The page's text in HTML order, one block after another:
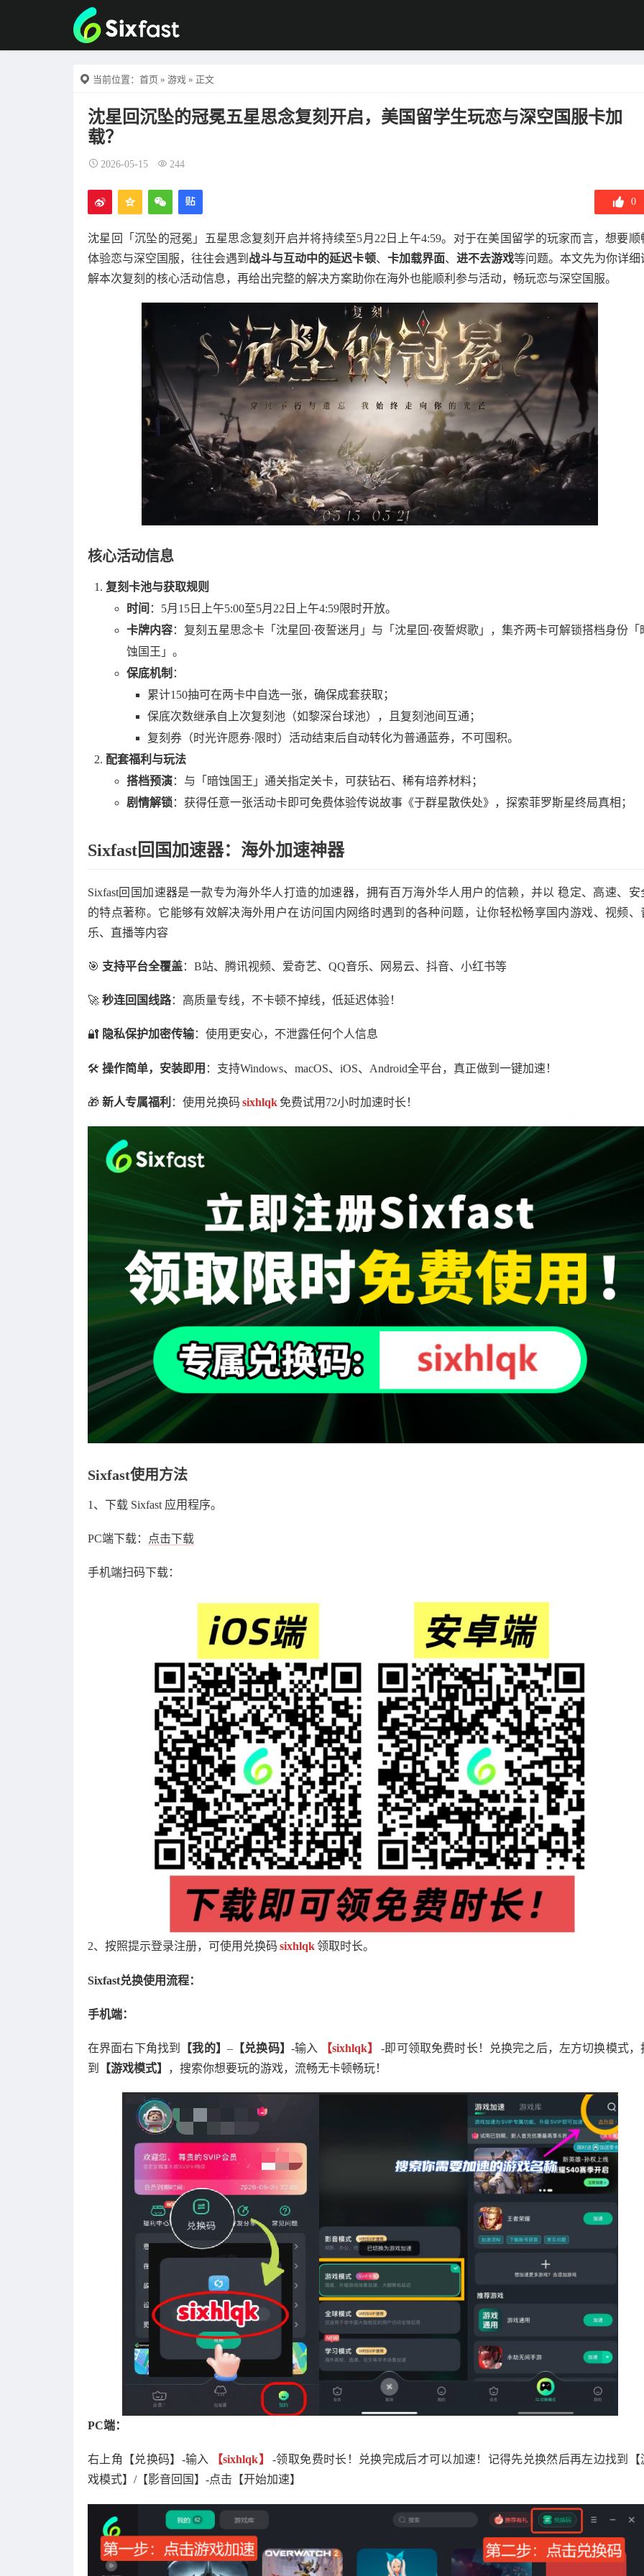
当前位置： 首页 » 游戏 » 正文
沈星回沉坠的冠冕五星思念复刻开启，美国留学生玩恋与深空国服卡加
载？
2026-05-15 244
0
沈星回「沉坠的冠冕」五星思念复刻开启并将持续至5月22日上午4:59。对于在美国留学的玩家而言，想要顺
体验恋与深空国服，往往会遇到 战斗与互动中的延迟卡顿、 卡加载界面、 进不去游戏等问题。本文先为你详细
解本次复刻的核心活动信息，再给出完整的解决方案助你在海外也能顺利参与活动，畅玩恋与深空国服。
核心活动信息
复刻卡池与获取规则
时间 ：5月15日上午5:00至5月22日上午4:59限时开放。
卡牌内容：复刻五星思念卡「沈星回·夜誓迷月」与「沈星回·夜誓烬歌」，集齐两卡可解锁搭档身份「
蚀国王」。
保底机制 ：
累计150抽可在两卡中自选一张，确保成套获取；
保底次数继承自上次复刻池（如黎深台球池），且复刻池间互通；
复刻券（时光许愿券·限时）活动结束后自动转化为普通蓝券，不可囤积。
配套福利与玩法
搭档预演：与「暗蚀国王」通关指定关卡，可获钻石、稀有培养材料；
剧情解锁 ：获得任意一张活动卡即可免费体验传说故事《于群星散佚处》，探索菲罗斯星终局真相；
Sixfast回国加速器：海外加速神器
Sixfast回国加速器是一款专为海外华人打造的加速器，拥有百万海外华人用户的信赖，并以 稳定、高速、安
的特点著称。它能够有效解决海外用户在访问国内网络时遇到的各种问题，让你轻松畅享国内游戏、视频、
乐、直播等内容
🎯 支持平台全覆盖：B站、腾讯视频、爱奇艺、QQ音乐、网易云、抖音、小红书等
🚀 秒连回国线路：高质量专线，不卡顿不掉线，低延迟体验！
🔐 隐私保护加密传输：使用更安心，不泄露任何个人信息
🛠 操作简单，安装即用 ：支持Windows、macOS、iOS、Android全平台，真正做到一键加速！
🎁 新人专属福利 ：使用兑换码 sixhlqk 免费试用72小时加速时长！
Sixfast使用方法
1、下载 Sixfast 应用程序。
PC端下载： 点击下载
手机端扫码下载：
2、按照提示登录注册，可使用兑换码 sixhlqk领取时长。
Sixfast兑换使用流程：
手机端：
在界面右下角找到 【我的】 –【兑换码】 -输入 【sixhlqk】
-即可领取免费时长！兑换完之后，左方切换模式，
到
【游戏模式】 ，搜索你想要玩的游戏，流畅无卡顿畅玩！
PC端：
右上角【兑换码】-输入 【sixhlqk】
-领取免费时长！兑换完成后才可以加速！记得先兑换然后再左边找到【
戏模式】/【影音回国】-点击【开始加速】